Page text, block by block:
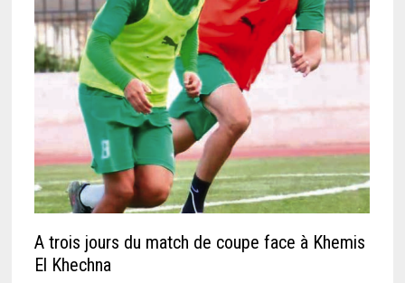
A trois jours du match de coupe face à Khemis
El Khechna